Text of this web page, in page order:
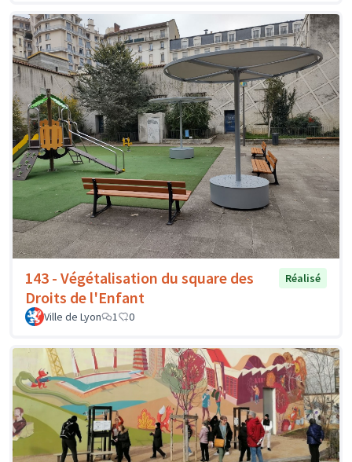
143 - Végétalisation du square des
Droits de l'Enfant
Réalisé
Ville de Lyon 1 0